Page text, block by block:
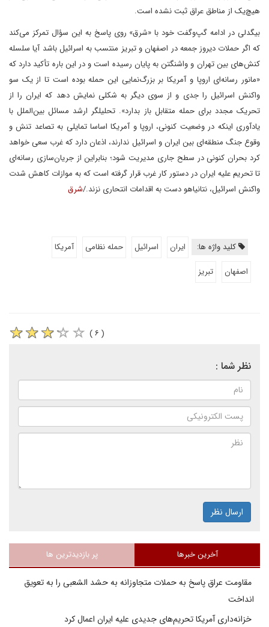
هیچ‌یک از مناطق عراق ثبت نشده است.
بیگدلی در ادامه گپ‌وگفت خود با «شرق» روی پاسخ به این سؤال تمرکز می‌کند
که اگر حملات دیروز جمعه در اصفهان و تبریز منتسب به اسرائیل باشد آیا سلسله
کنش‌های بین تهران و واشنگتن به پایان رسیده است و در این باره تأکید دارد که
«مانور رسانه‌ای اروپا و آمریکا بر بزرگ‌نمایی این حمله بوده است تا از یک سو
واکنش اسرائیل را جدی و از سوی دیگر به شکلی نمایش دهد که ایران را از
تحریک مجدد برای حمله متقابل باز بدارد». تحلیلگر ارشد مسائل بین‌الملل با
یادآوری اینکه در وضعیت کنونی، اروپا و آمریکا اساسا تمایلی به تصاعد تنش و
وقوع جنگ منطقه‌ای بین ایران و اسرائیل ندارند، اذعان دارد که غرب سعی خواهد
کرد بحران کنونی در سطح جاری مدیریت شود؛ بنابراین از جریان‌سازی رسانه‌ای
تا تحریم علیه ایران در دستور کار غرب قرار گرفته است که به موازات کاهش شدت
واکنش اسرائیل، نتانیاهو دست به اقدامات انتحاری نزند./شرق
کلید واژه ها: ایران اسرائیل حمله نظامی
آمریکا
اصفهان
تبریز
( ۶ )
نظر شما :
ارسال نظر
آخرین خبرها پر بازدیدترین ها
مقاومت عراق پاسخ به حملات متجاوزانه به حشد الشعبی را به تعویق
انداخت
خزانه‌داری آمریکا تحریم‌های جدیدی علیه ایران اعمال کرد